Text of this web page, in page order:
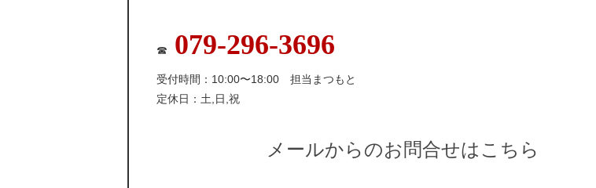
☎ 079-296-3696
受付時間：10:00〜18:00 担当まつもと
定休日：土,日,祝
メールからのお問合せはこちら